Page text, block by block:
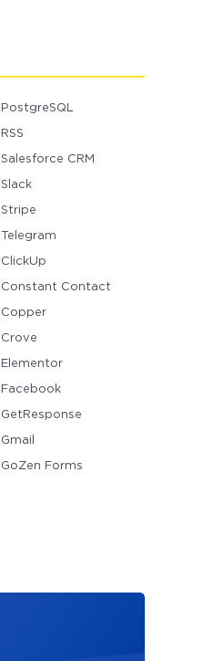
PostgreSQL
RSS
Salesforce CRM
Slack
Stripe
Telegram
ClickUp
Constant Contact
Copper
Crove
Elementor
Facebook
GetResponse
Gmail
GoZen Forms